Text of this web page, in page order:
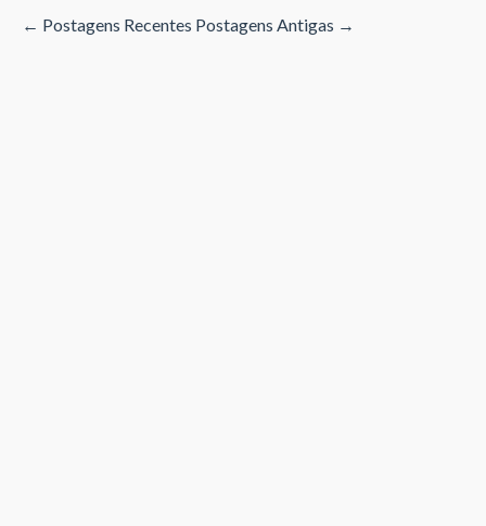
← Postagens Recentes Postagens Antigas →